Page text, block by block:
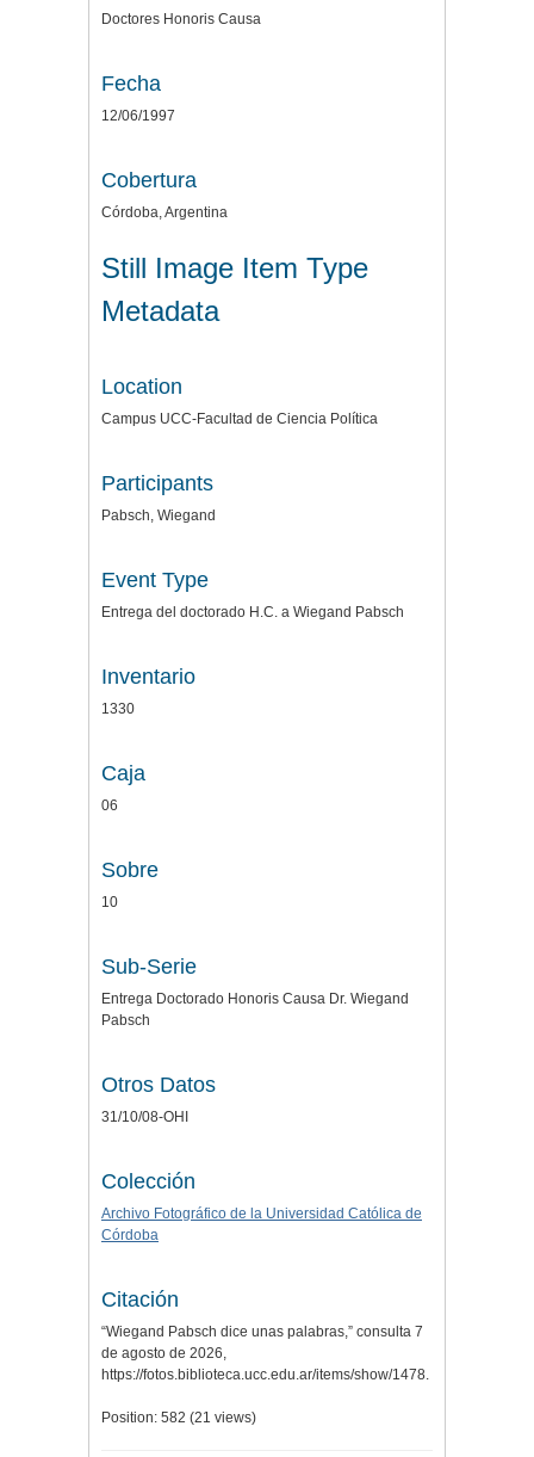
Doctores Honoris Causa
Fecha
12/06/1997
Cobertura
Córdoba, Argentina
Still Image Item Type
Metadata
Location
Campus UCC-Facultad de Ciencia Política
Participants
Pabsch, Wiegand
Event Type
Entrega del doctorado H.C. a Wiegand Pabsch
Inventario
1330
Caja
06
Sobre
10
Sub-Serie
Entrega Doctorado Honoris Causa Dr. Wiegand
Pabsch
Otros Datos
31/10/08-OHI
Colección
Archivo Fotográfico de la Universidad Católica de
Córdoba
Citación
“Wiegand Pabsch dice unas palabras,” consulta 7
de agosto de 2026,
https://fotos.biblioteca.ucc.edu.ar/items/show/1478.
Position: 582 (21 views)